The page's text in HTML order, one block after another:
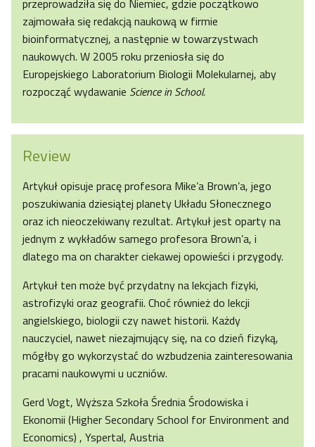
przeprowadziła się do Niemiec, gdzie początkowo
zajmowała się redakcją naukową w firmie
bioinformatycznej, a następnie w towarzystwach
naukowych. W 2005 roku przeniosła się do
Europejskiego Laboratorium Biologii Molekularnej, aby
rozpocząć wydawanie Science in School.
Review
Artykuł opisuje pracę profesora Mike’a Brown’a, jego
poszukiwania dziesiątej planety Układu Słonecznego
oraz ich nieoczekiwany rezultat. Artykuł jest oparty na
jednym z wykładów samego profesora Brown’a, i
dlatego ma on charakter ciekawej opowieści i przygody.
Artykuł ten może być przydatny na lekcjach fizyki,
astrofizyki oraz geografii. Choć również do lekcji
angielskiego, biologii czy nawet historii. Każdy
nauczyciel, nawet niezajmujący się, na co dzień fizyką,
mógłby go wykorzystać do wzbudzenia zainteresowania
pracami naukowymi u uczniów.
Gerd Vogt, Wyższa Szkoła Średnia Środowiska i
Ekonomii (Higher Secondary School for Environment and
Economics) , Yspertal, Austria